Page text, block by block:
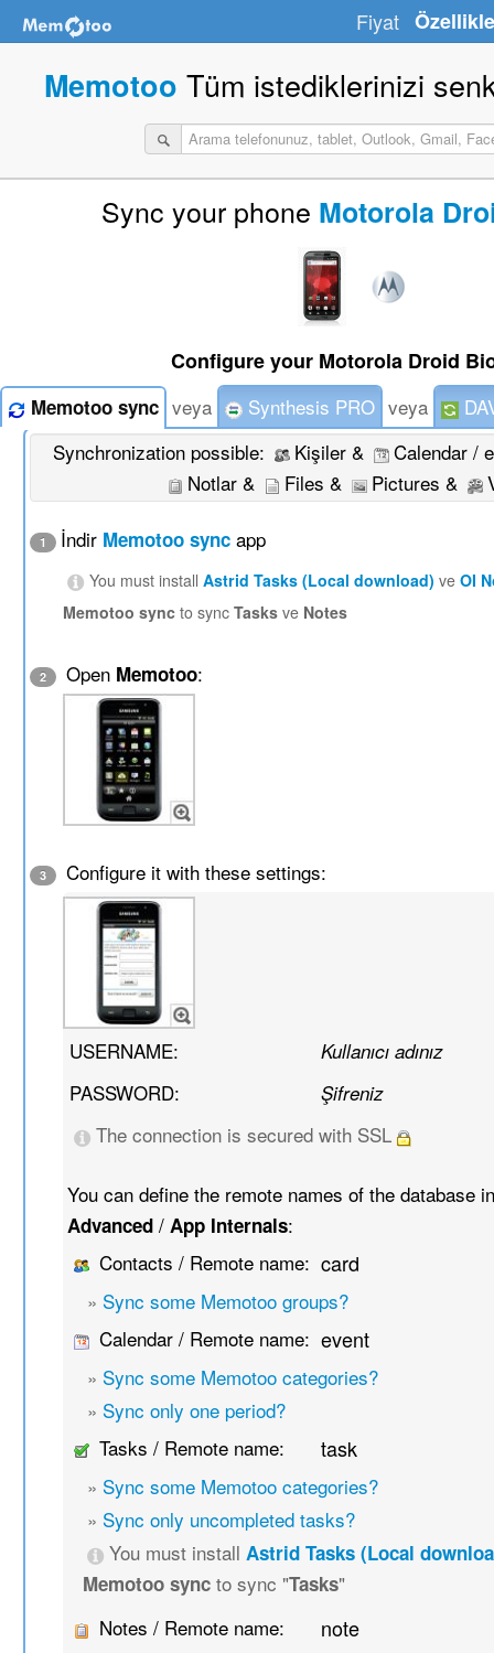
Fiyat
Memotoo Tüm istediklerinizi
Sync your phone Motorola
Configure your Motorola Droid
Memotoo sync veya Synthesis PRO veya
Synchronization possible:
Kişiler &
Calendar /
Notlar &
Files & Pictures &
1 İndir Memotoo sync app
You must installAstrid Tasks (Local download) veOI
Memotoo sync to syncTasks ve Notes
2 Open Memotoo:
3 Configure it with these settings:
USERNAME: Kullanıcı adınız
PASSWORD: Şifreniz
The connection is secured with SSL
You can define the remote names of the database
Advanced /App Internals:
Contacts / Remote name: card
» Sync some Memotoo groups?
Calendar / Remote name: event
» Sync some Memotoo categories?
» Sync only one period?
Tasks / Remote name:
task
» Sync some Memotoo categories?
» Sync only uncompleted tasks?
You must installAstrid Tasks (Local
Memotoo sync to sync "Tasks"
Notes / Remote name:
note